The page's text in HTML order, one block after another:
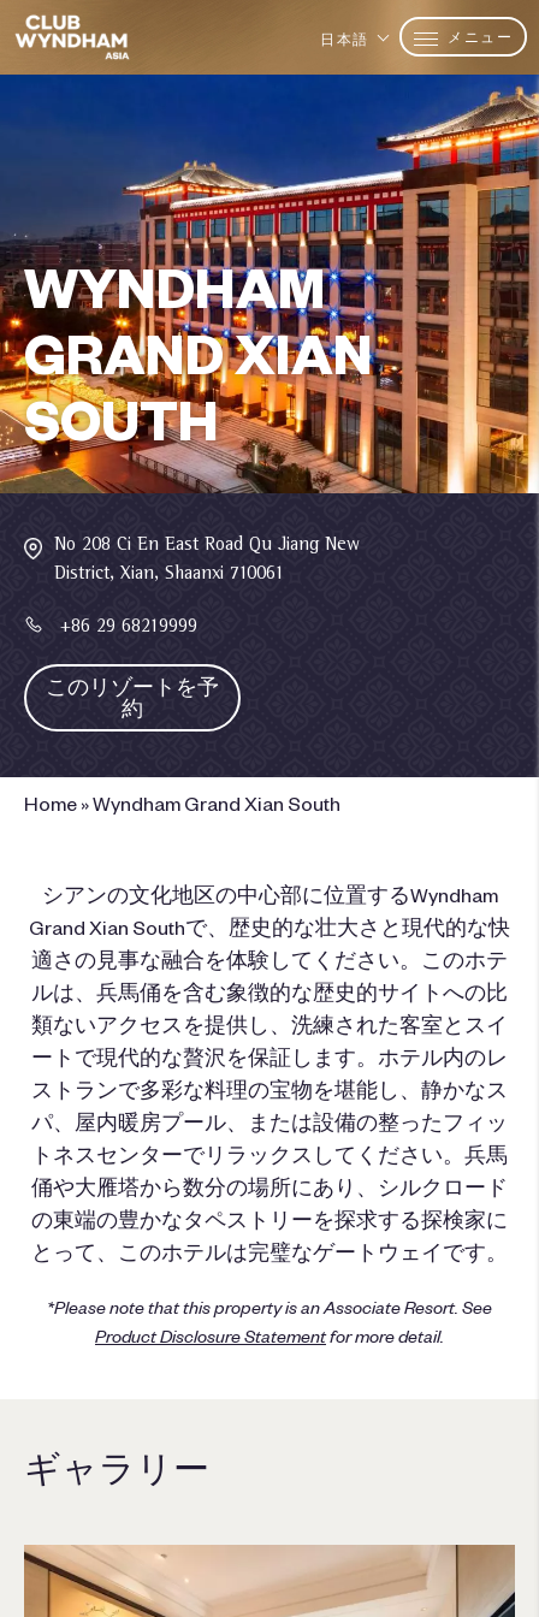
日本語 メニュー
WYNDHAM
GRAND XIAN
SOUTH
No 208 Ci En East Road Qu Jiang New
District, Xian, Shaanxi 710061
+86 29 68219999
このリゾートを予
約
Home »Wyndham Grand Xian South
シアンの文化地区の中心部に位置するWyndham
Grand Xian Southで、歴史的な壮大さと現代的な快
適さの見事な融合を体験してください。このホテ
ルは、兵馬俑を含む象徴的な歴史的サイトへの比
類ないアクセスを提供し、洗練された客室とスイ
ートで現代的な贅沢を保証します。ホテル内のレ
ストランで多彩な料理の宝物を堪能し、静かなス
パ、屋内暖房プール、または設備の整ったフィッ
トネスセンターでリラックスしてください。兵馬
俑や大雁塔から数分の場所にあり、シルクロード
の東端の豊かなタペストリーを探求する探検家に
とって、このホテルは完璧なゲートウェイです。
*Please note that this property is an Associate Resort. See
Product Disclosure Statementfor more detail.
ギャラリー